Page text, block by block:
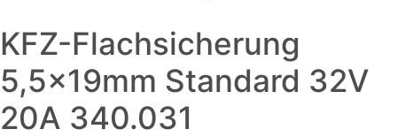
KFZ-Flachsicherung
5,5x19mm Standard 32V
20A 340.031